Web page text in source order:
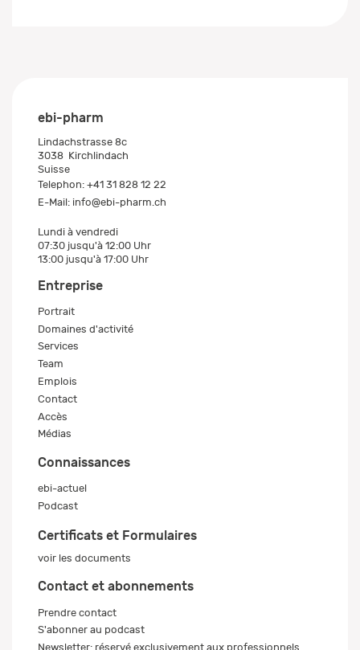
ebi-pharm
Lindachstrasse 8c
3038 Kirchlindach
Suisse
Telephon: +41 31 828 12 22
E-Mail: info@ebi-pharm.ch
Lundi à vendredi
07:30 jusqu'à 12:00 Uhr
13:00 jusqu'à 17:00 Uhr
Entreprise
Portrait
Domaines d'activité
Services
Team
Emplois
Contact
Accès
Médias
Connaissances
ebi-actuel
Podcast
Certificats et Formulaires
voir les documents
Contact et abonnements
Prendre contact
S'abonner au podcast
Newsletter: réservé exclusivement aux professionnels